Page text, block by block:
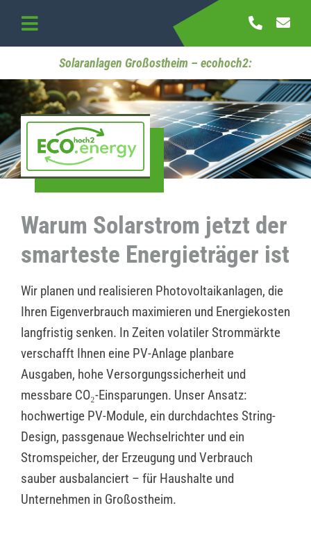
content
Toggle
Navigation
Startseite
Referenzen
Kontakt
Solaranlagen Großostheim – ecohoch2:
Warum Solarstrom jetzt der
smarteste Energieträger ist
Wir planen und realisieren Photovoltaikanlagen, die
Ihren Eigenverbrauch maximieren und Energiekosten
langfristig senken. In Zeiten volatiler Strommärkte
verschafft Ihnen eine PV-Anlage planbare
Ausgaben, hohe Versorgungssicherheit und
messbare CO₂-Einsparungen. Unser Ansatz:
hochwertige PV-Module, ein durchdachtes String-
Design, passgenaue Wechselrichter und ein
Stromspeicher, der Erzeugung und Verbrauch
sauber ausbalanciert – für Haushalte und
Unternehmen in Großostheim.